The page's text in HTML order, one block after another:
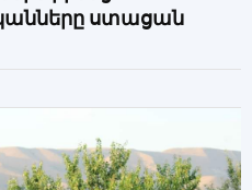
ստացան